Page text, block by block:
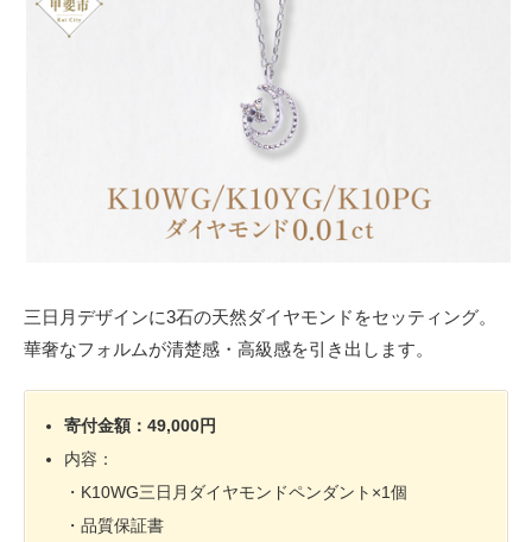
三日月デザインに3石の天然ダイヤモンドをセッティング。
華奢なフォルムが清楚感・高級感を引き出します。
寄付金額：49,000円
内容：
・K10WG三日月ダイヤモンドペンダント×1個
・品質保証書